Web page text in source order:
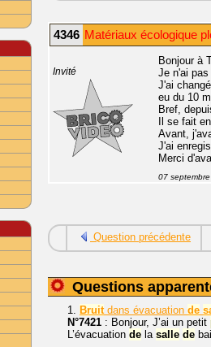
4346 Matériaux écologique
Invité
Bonjour à
Je n'ai
J'ai
eu du 10
Bref,
Il se fait
Avant,
J'ai
Merci
07
Question précédente
Questions
1. Bruitdans évacuation de
N°7421 : Bonjour, J’ai un petit
L’évacuation de la salle de